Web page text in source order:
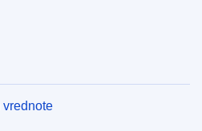
vrednote